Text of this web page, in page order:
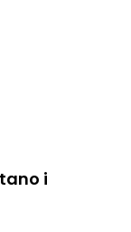
i